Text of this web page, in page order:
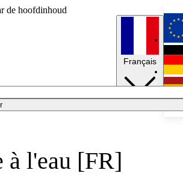
de hoofdinhoud
Français
à l'eau [FR]